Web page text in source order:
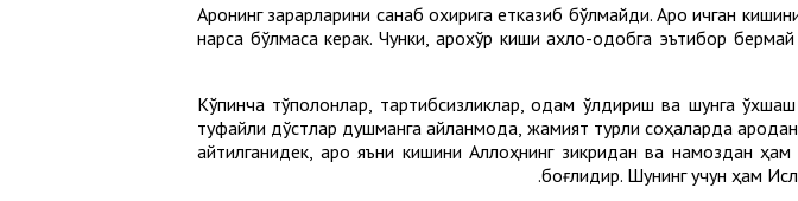
Ароқнинг зарарларини санаб охирига етказиб бўлмайди. Ароқ ичган
нарса бўлмаса керак. Чунки, ароқхўр киши ахлоқ-одобга эътибор
Кўпинча тўполонлар, тартибсизликлар, одам ўлдириш ва шунга ўхшаш
туфайли дўстлар душманга айланмоқда, жамият турли соҳаларда
айтилганидек, ароқ яъни кишини Аллоҳнинг зикридан ва намоздан
боғлиқдир. Шунинг учун ҳам